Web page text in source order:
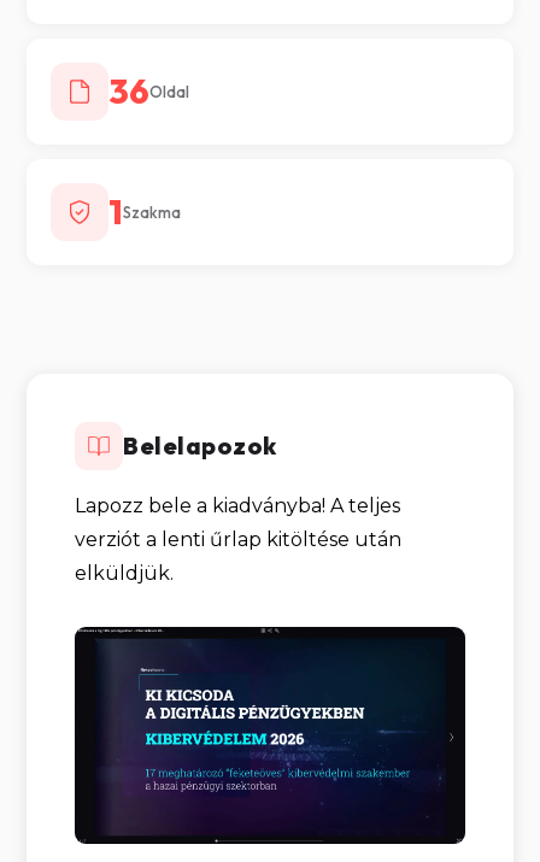
36Oldal
1Szakma
Belelapozok
Lapozz bele a kiadványba! A teljes
verziót a lenti űrlap kitöltése után
elküldjük.